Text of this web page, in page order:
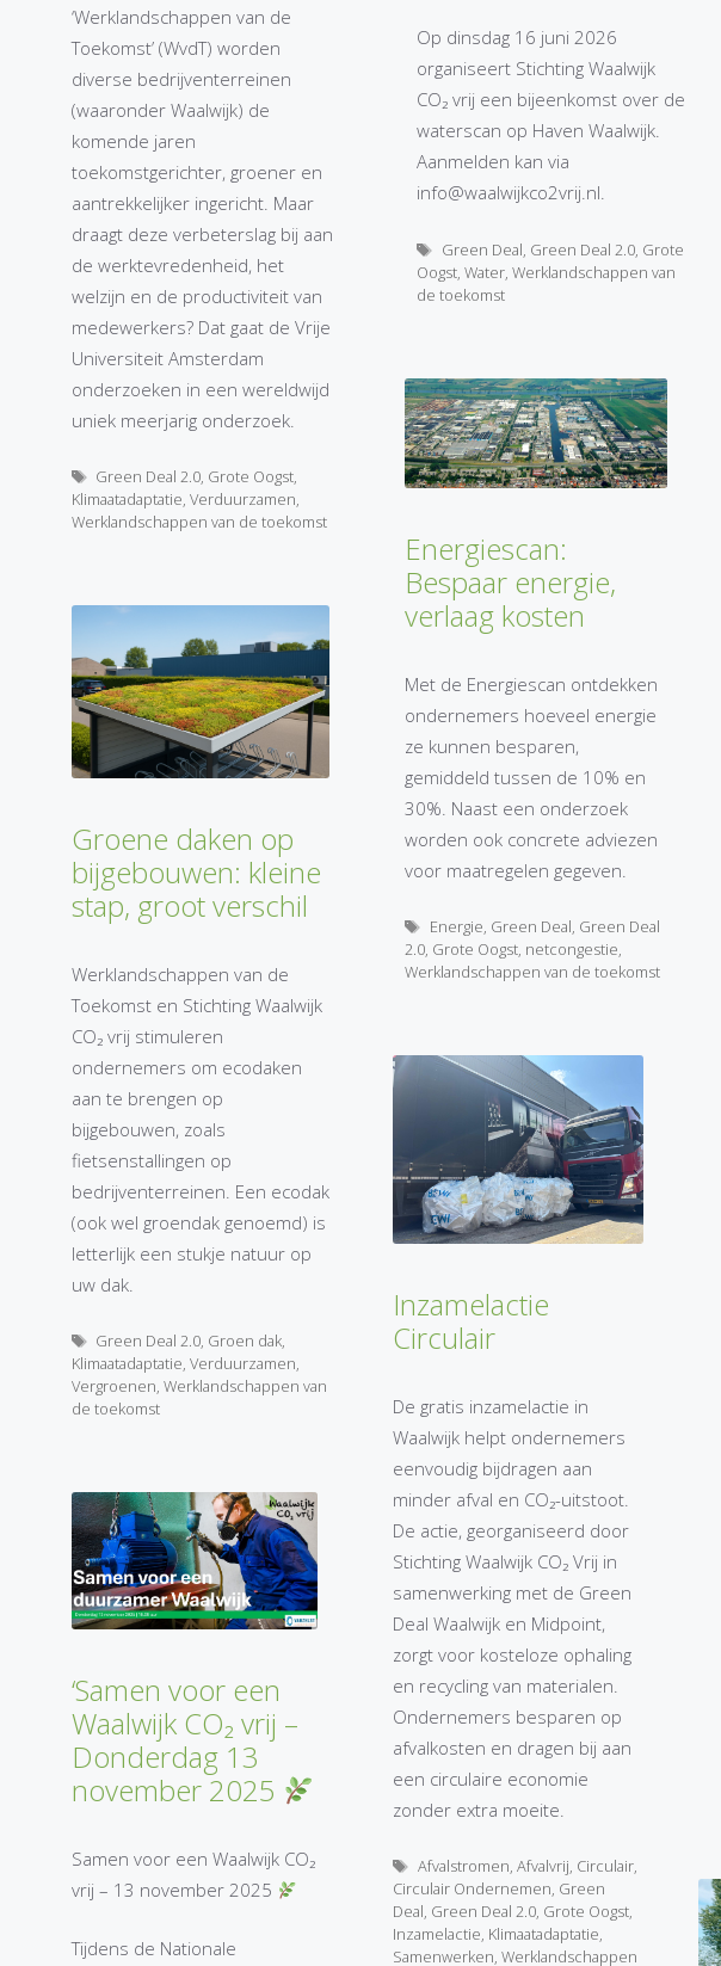
Op dinsdag 16 juni 2026
organiseert Stichting Waalwijk
CO₂ vrij een bijeenkomst over de
waterscan op Haven Waalwijk.
Aanmelden kan via
info@waalwijkco2vrij.nl.
Tags
Green Deal, Green Deal 2.0, Grote
Oogst,Water,Werklandschappen van
de toekomst
‘Werklandschappen van de
Toekomst’ (WvdT) worden
diverse bedrijventerreinen
(waaronder Waalwijk) de
komende jaren
toekomstgerichter, groener en
aantrekkelijker ingericht. Maar
draagt deze verbeterslag bij aan
de werktevredenheid, het
welzijn en de productiviteit van
medewerkers? Dat gaat de Vrije
Universiteit Amsterdam
onderzoeken in een wereldwijd
uniek meerjarig onderzoek.
Tags
Green Deal 2.0, Grote Oogst,
Klimaatadaptatie, Verduurzamen,
Werklandschappen van de toekomst
Energiescan:
Bespaar energie,
verlaag kosten
Met de Energiescan ontdekken
ondernemers hoeveel energie
ze kunnen besparen,
gemiddeld tussen de 10% en
30%. Naast een onderzoek
worden ook concrete adviezen
voor maatregelen gegeven.
Tags
Energie, Green Deal, Green Deal
2.0, Grote Oogst, netcongestie,
Werklandschappen van de toekomst
Groene daken op
bijgebouwen: kleine
stap, groot verschil
Werklandschappen van de
Toekomst en Stichting Waalwijk
CO₂ vrij stimuleren
ondernemers om ecodaken
aan te brengen op
bijgebouwen, zoals
fietsenstallingen op
bedrijventerreinen. Een ecodak
(ook wel groendak genoemd) is
letterlijk een stukje natuur op
uw dak.
Tags
Green Deal 2.0, Groen dak,
Klimaatadaptatie, Verduurzamen,
Vergroenen, Werklandschappen van
de toekomst
Inzamelactie
Circulair
De gratis inzamelactie in
Waalwijk helpt ondernemers
eenvoudig bijdragen aan
minder afval en CO₂-uitstoot.
De actie, georganiseerd door
Stichting Waalwijk CO₂ Vrij in
samenwerking met de Green
Deal Waalwijk en Midpoint,
zorgt voor kosteloze ophaling
en recycling van materialen.
Ondernemers besparen op
afvalkosten en dragen bij aan
een circulaire economie
zonder extra moeite.
Tags
Afvalstromen, Afvalvrij, Circulair,
Circulair Ondernemen, Green
Deal, Green Deal 2.0, Grote Oogst,
Inzamelactie, Klimaatadaptatie,
Samenwerken,Werklandschappen
‘Samen voor een
Waalwijk CO₂ vrij –
Donderdag 13
november 2025
Samen voor een Waalwijk CO₂
vrij – 13 november 2025
Tijdens de Nationale